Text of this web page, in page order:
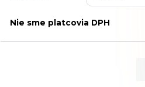
Nie sme platcovia DPH